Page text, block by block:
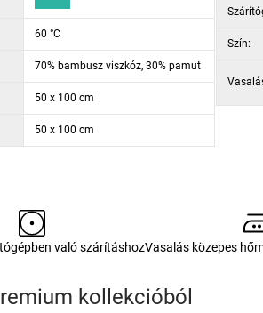
60 °C
70% bambusz viszkóz, 30% pamut
50 x 100 cm
50 x 100 cm
Szín:
való szárításhozVasalás közepes
kollekcióból